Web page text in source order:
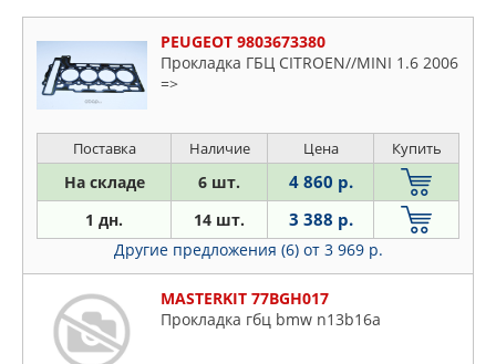
PEUGEOT 9803673380
Прокладка ГБЦ CITROEN//MINI 1.6 2006
=>
Поставка Наличие Цена Купить
На складе 6 шт. 4 860 р.
1 дн. 14 шт. 3 388 р.
Другие предложения (6) от 3 969 р.
MASTERKIT 77BGH017
Прокладка гбц bmw n13b16a